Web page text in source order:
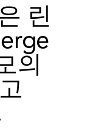
린
의